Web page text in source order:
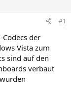
#1
der
Vista zum
sind auf den
verbaut